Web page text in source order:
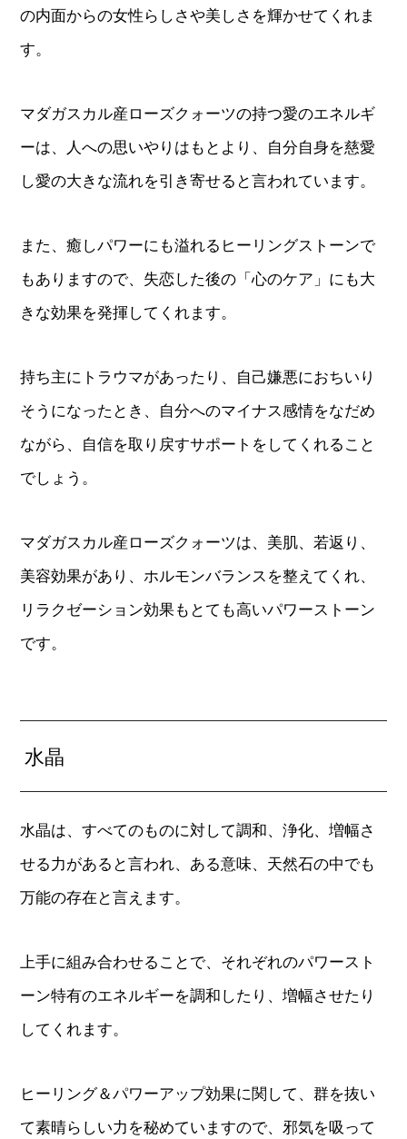
の内面からの女性らしさや美しさを輝かせてくれま
す。
マダガスカル産ローズクォーツの持つ愛のエネルギ
ーは、人への思いやりはもとより、自分自身を慈愛
し愛の大きな流れを引き寄せると言われています。
また、癒しパワーにも溢れるヒーリングストーンで
もありますので、失恋した後の「心のケア」にも大
きな効果を発揮してくれます。
持ち主にトラウマがあったり、自己嫌悪におちいり
そうになったとき、自分へのマイナス感情をなだめ
ながら、自信を取り戻すサポートをしてくれること
でしょう。
マダガスカル産ローズクォーツは、美肌、若返り、
美容効果があり、ホルモンバランスを整えてくれ、
リラクゼーション効果もとても高いパワーストーン
です。
水晶
水晶は、すべてのものに対して調和、浄化、増幅さ
せる力があると言われ、ある意味、天然石の中でも
万能の存在と言えます。
上手に組み合わせることで、それぞれのパワースト
ーン特有のエネルギーを調和したり、増幅させたり
してくれます。
ヒーリング＆パワーアップ効果に関して、群を抜い
て素晴らしい力を秘めていますので、邪気を吸って